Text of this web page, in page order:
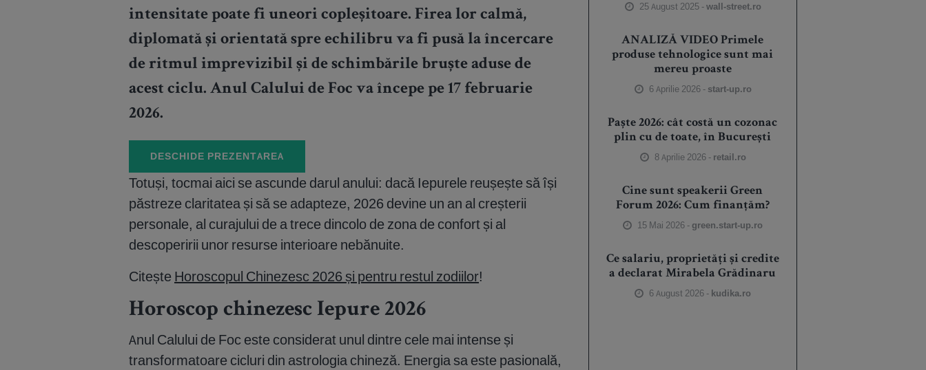
intensitate poate fi uneori copleșitoare. Firea lor calmă,
diplomată și orientată spre echilibru va fi pusă la încercare
de ritmul imprevizibil și de schimbările bruște aduse de
acest ciclu. Anul Calului de Foc va începe pe 17 februarie
2026.
DESCHIDE PREZENTAREA
Totuși, tocmai aici se ascunde darul anului: dacă Iepurele reușește să își
păstreze claritatea și să se adapteze, 2026 devine un an al creșterii
personale, al curajului de a trece dincolo de zona de confort și al
descoperirii unor resurse interioare nebănuite.
Citește Horoscopul Chinezesc 2026 și pentru restul zodiilor!
Horoscop chinezesc Iepure 2026
Anul Calului de Foc este considerat unul dintre cele mai intense și
transformatoare cicluri din astrologia chineză. Energia sa este pasională,
25 August 2025 -wall-street.ro
ANALIZĂ VIDEO Primele
produse tehnologice sunt mai
mereu proaste
6 Aprilie 2026 - start-up.ro
Paște 2026: cât costă un cozonac
plin cu de toate, în București
8 Aprilie 2026 - retail.ro
Cine sunt speakerii Green
Forum 2026: Cum finanțăm?
15 Mai 2026 - green.start-up.ro
Ce salariu, proprietăți și credite
a declarat Mirabela Grădinaru
6 August 2026 - kudika.ro